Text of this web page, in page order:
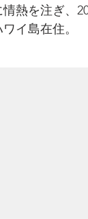
熱を注ぎ、
イ島在住。